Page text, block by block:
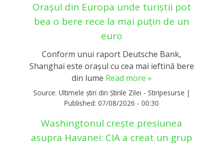
Orașul din Europa unde turiștii pot
bea o bere rece la mai puțin de un
euro
Conform unui raport Deutsche Bank,
Shanghai este orașul cu cea mai ieftină bere
din lume Read more »
Source: Ultimele știri din Știrile Zilei - Stiripesurse |
Published: 07/08/2026 - 00:30
Washingtonul creşte presiunea
asupra Havanei: CIA a creat un grup